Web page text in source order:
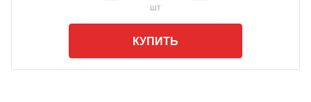
шт
КУПИТЬ